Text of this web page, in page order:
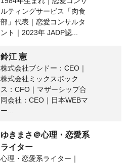
ルティングサービス「肉食
部」代表｜恋愛コンサルタ
ント｜2023年 JADP認...
鈴江 憲
株式会社ブシドー：CEO｜
株式会社ミックスボック
ス：CFO｜マザーシップ合
同会社：CEO｜日本WEBマ
ー...
ゆきまさ＠心理・恋愛系
ライター
心理・恋愛系ライター｜